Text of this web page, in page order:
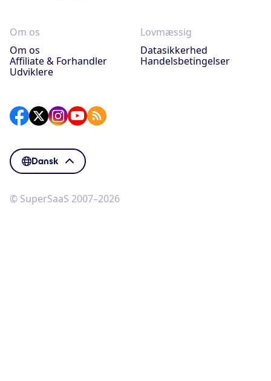
Om os
Om os
Affiliate & Forhandler
Udviklere
Lovmæssig
Datasikkerhed
Handelsbetingelser
Dansk
© SuperSaaS 2007–2026